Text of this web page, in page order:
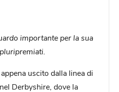
importante per la sua
uscito dalla linea di
nel Derbyshire, dove la